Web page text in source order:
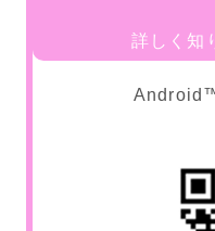
詳しく知